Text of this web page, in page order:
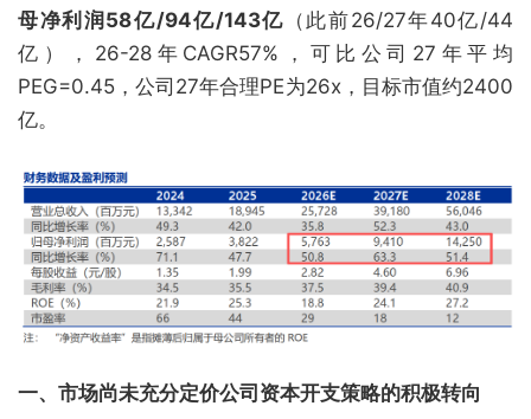
母净利润58亿/94亿/143亿 （此前26/27年40亿/44
亿），26-28年CAGR57%，可比公司27年平均
PEG=0.45，公司27年合理PE为26x，目标市值约2400
亿。
一、市场尚未充分定价公司资本开支策略的积极转向